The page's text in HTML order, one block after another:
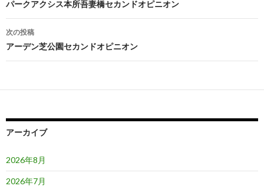
稿
ナ
ビ
ゲ
ー
ョ
パークアクシス本所吾妻橋セカンドオピニオン
次の投稿
アーデン芝公園セカンドオピニオン
アーカイブ
2026年8月
2026年7月